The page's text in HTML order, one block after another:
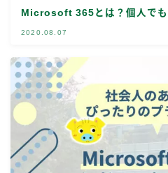
Microsoft 365とは？個人でも
2020.08.07